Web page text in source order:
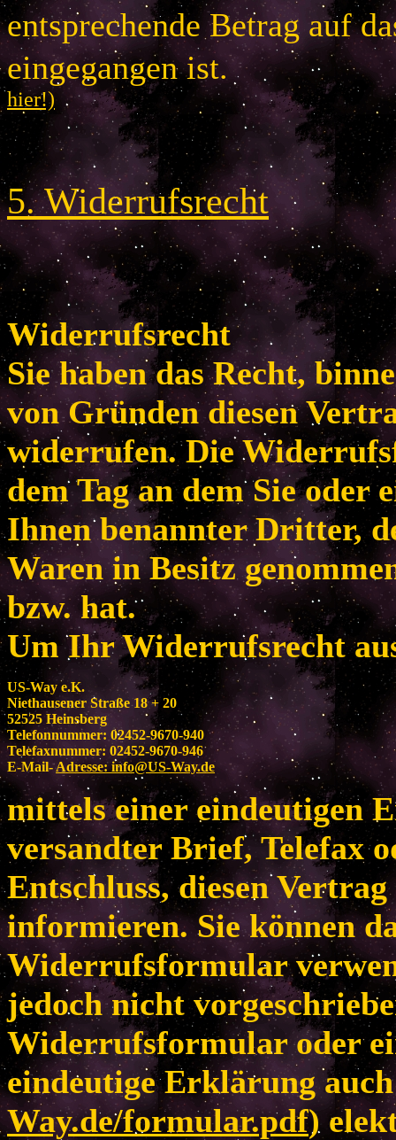
entsprechende Betrag auf
eingegangen
hier!)
5.Widerrufsrecht
Widerrufsrecht
Sie haben das Recht,
von Gründen diesen
widerrufen. Die
dem Tag an dem Sie oder
Ihnen benannter Dritter,
Waren in Besitz
bzw. hat.
Um Ihr Widerrufsrecht
US-Way e.K.
Niethausener Straße 18 + 20
52525 Heinsberg
Telefonnummer: 02452-9670-940
Telefaxnummer: 02452-9670-946
E-Mail-Adresse:info@US-Way.de
mittels einer eindeutigen
versandter Brief, Telefax
Entschluss, diesen
informieren. Sie können
Widerrufsformular
jedoch nicht
Widerrufsformular oder
eindeutige Erklärung
Way.de/formular.pdf)